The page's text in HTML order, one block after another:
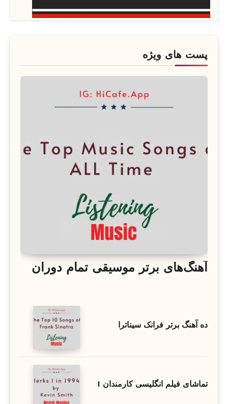
پست های ویژه
آهنگ‌های برتر موسیقی تمام دوران
ده آهنگ برتر فرانک سیناترا
تماشای فیلم انگلیسی کارمندان 1